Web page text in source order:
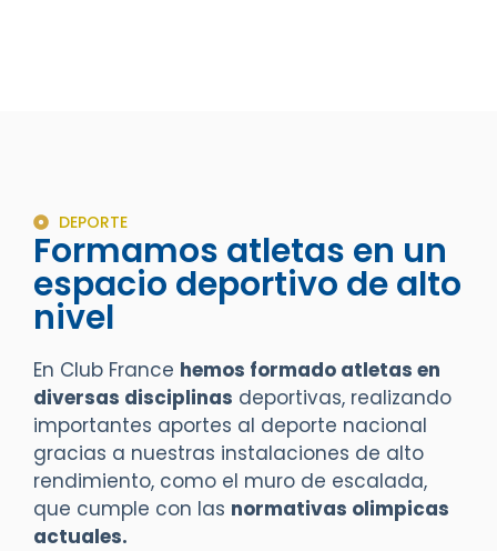
DEPORTE
Formamos atletas en un
espacio deportivo de alto
nivel
En Club France hemos formado atletas en
diversas disciplinas deportivas, realizando
importantes aportes al deporte nacional
gracias a nuestras instalaciones de alto
rendimiento, como el muro de escalada,
que cumple con las normativas olimpicas
actuales.